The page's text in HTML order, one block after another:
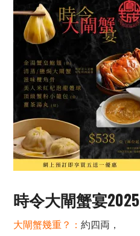
時令大閘蟹宴2025
大閘蟹幾重？：約四両，